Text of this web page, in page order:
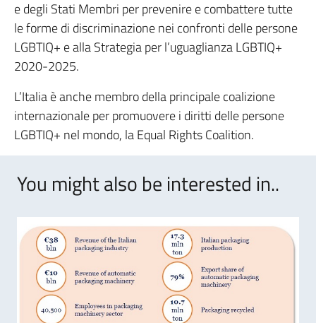
e degli Stati Membri per prevenire e combattere tutte
le forme di discriminazione nei confronti delle persone
LGBTIQ+ e alla Strategia per l’uguaglianza LGBTIQ+
2020-2025.
L’Italia è anche membro della principale coalizione
internazionale per promuovere i diritti delle persone
LGBTIQ+ nel mondo, la Equal Rights Coalition.
You might also be interested in..